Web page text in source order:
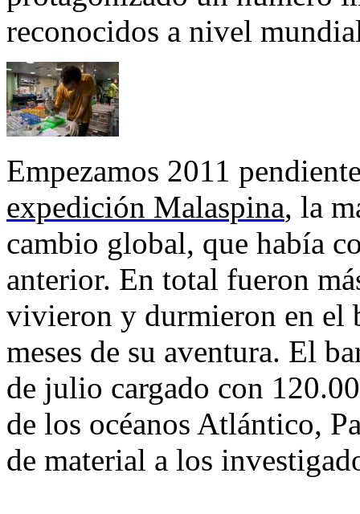
reconocidos a nivel
Empezamos 2011
expedición Malaspina, la
cambio global, que había
anterior. En total fueron
vivieron y durmieron en el
meses de su aventura. El
de julio cargado con
de los océanos Atlántico,
de material a los